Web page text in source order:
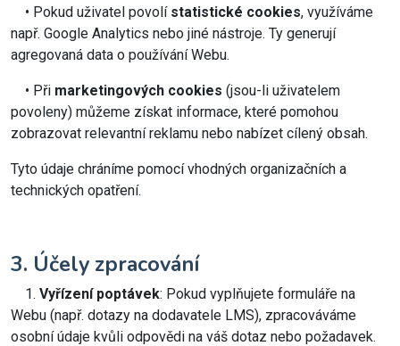
• Pokud uživatel povolí statistické cookies, využíváme
např. Google Analytics nebo jiné nástroje. Ty generují
agregovaná data o používání Webu.
• Při marketingových cookies (jsou-li uživatelem
povoleny) můžeme získat informace, které pomohou
zobrazovat relevantní reklamu nebo nabízet cílený obsah.
Tyto údaje chráníme pomocí vhodných organizačních a
technických opatření.
3. Účely zpracování
1. Vyřízení poptávek: Pokud vyplňujete formuláře na
Webu (např. dotazy na dodavatele LMS), zpracováváme
osobní údaje kvůli odpovědi na váš dotaz nebo požadavek.